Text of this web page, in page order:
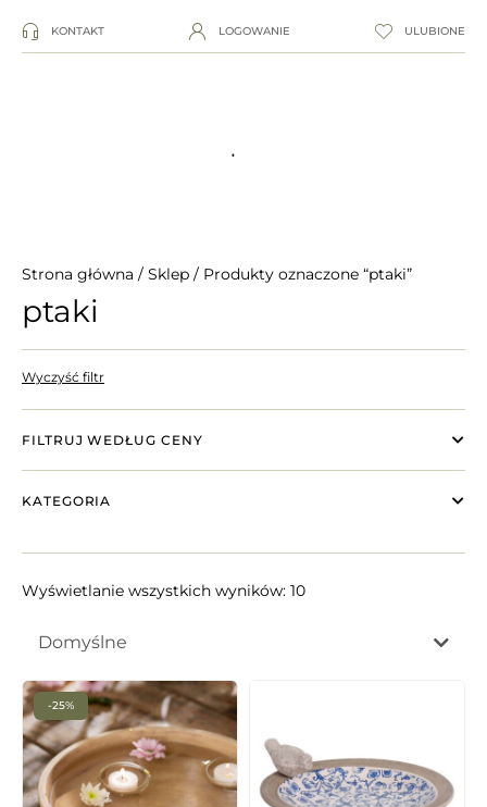
KONTAKT LOGOWANIE ULUBIONE
Strona główna / Sklep / Produkty oznaczone “ptaki”
ptaki
Wyczyść filtr
FILTRUJ WEDŁUG CENY
KATEGORIA
Wyświetlanie wszystkich wyników: 10
Domyślne
-25%